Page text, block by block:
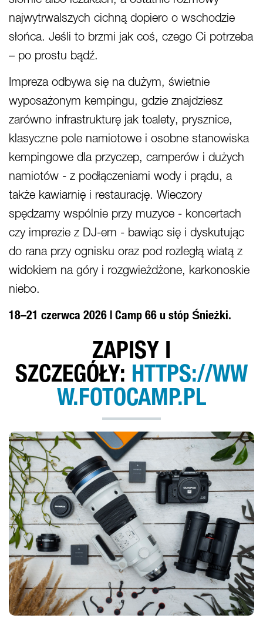
najwytrwalszych cichną dopiero o wschodzie
słońca. Jeśli to brzmi jak coś, czego Ci potrzeba
– po prostu bądź.
Impreza odbywa się na dużym, świetnie
wyposażonym kempingu, gdzie znajdziesz
zarówno infrastrukturę jak toalety, prysznice,
klasyczne pole namiotowe i osobne stanowiska
kempingowe dla przyczep, camperów i dużych
namiotów - z podłączeniami wody i prądu, a
także kawiarnię i restaurację. Wieczory
spędzamy wspólnie przy muzyce - koncertach
czy imprezie z DJ-em - bawiąc się i dyskutując
do rana przy ognisku oraz pod rozległą wiatą z
widokiem na góry i rozgwieżdżone, karkonoskie
niebo.
18–21 czerwca 2026 | Camp 66 u stóp Śnieżki.
ZAPISY I
SZCZEGÓŁY: HTTPS://WW
W.FOTOCAMP.PL